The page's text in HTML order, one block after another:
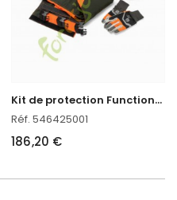
K
it de protection Functional Husqvarna Functional
Réf. 546425001
186,20 €